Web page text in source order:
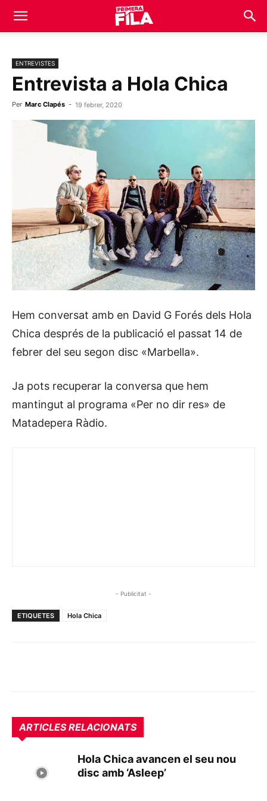
ENTREVISTES
Entrevista a Hola Chica
Per Marc Clapés - 19 febrer, 2020
Hem conversat amb en David G Forés dels Hola
Chica després de la publicació el passat 14 de
febrer del seu segon disc «Marbella».
Ja pots recuperar la conversa que hem
mantingut al programa «Per no dir res» de
Matadepera Ràdio.
- Publicitat -
ETIQUETES Hola Chica
ARTICLES RELACIONATS
Hola Chica avancen el seu nou
disc amb ‘Asleep’